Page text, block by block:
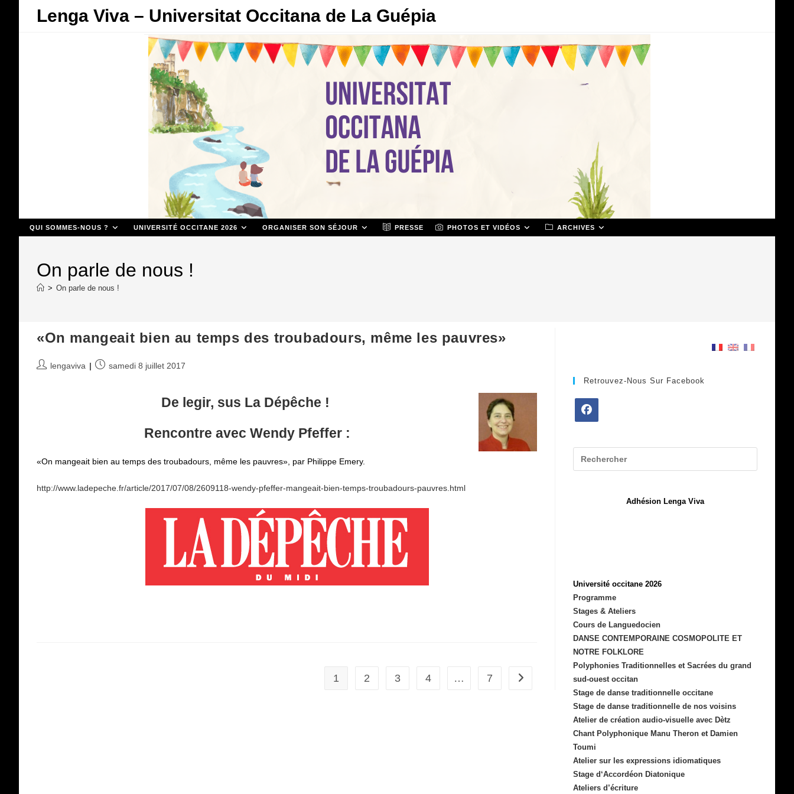
Lenga Viva – Universitat Occitana de La Guépia
QUI SOMMES-NOUS ? UNIVERSITÉ OCCITANE 2026 ORGANISER SON SÉJOUR PRESSE PHOTOS ET VIDÉOS ARCHIVES
On parle de nous !
> On parle de nous !
«On mangeait bien au temps des troubadours, même les pauvres»
Auteur/autrice
lengaviva
Publication
samedi 8 juillet 2017
De legir, sus La Dépêche !
Rencontre avecWendy Pfeffer :
«On mangeait bien au temps des troubadours, même les pauvres», par Philippe Emery.
http://www.ladepeche.fr/article/2017/07/08/2609118-wendy-pfeffer-mangeait-bien-temps-troubadours-pauvres.html
1 2 3 4 … 7 Aller à la page suivante
Retrouvez-Nous Sur Facebook
un
nouvel
Adhésion Lenga Viva
Université occitane 2026
Programme
Stages & Ateliers
Cours de Languedocien
DANSE CONTEMPORAINE COSMOPOLITE ET
NOTRE FOLKLORE
Polyphonies Traditionnelles et Sacrées du grand
sud-ouest occitan
Stage de danse traditionnelle occitane
Stage de danse traditionnelle de nos voisins
Atelier de création audio-visuelle avec Dètz
Chant Polyphonique Manu Theron et Damien
Toumi
Atelier sur les expressions idiomatiques
Stage d‘Accordéon Diatonique
Ateliers d’écriture